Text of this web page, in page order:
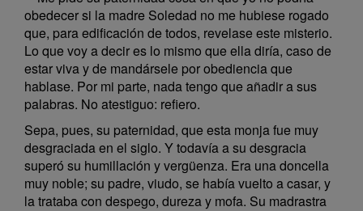
obedecer si la madre Soledad no me hubiese rogado
que, para edificación de todos, revelase este misterio.
Lo que voy a decir es lo mismo que ella diría, caso de
estar viva y de mandársele por obediencia que
hablase. Por mi parte, nada tengo que añadir a sus
palabras. No atestiguo: refiero.
Sepa, pues, su paternidad, que esta monja fue muy
desgraciada en el siglo. Y todavía a su desgracia
superó su humillación y vergüenza. Era una doncella
muy noble; su padre, viudo, se había vuelto a casar, y
la trataba con despego, dureza y mofa. Su madrastra